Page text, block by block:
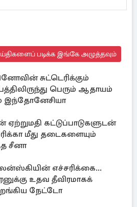
படிக்க இங்கே அழுத்தவும்
சுட்டெரிக்கும்
பெரும் ஆதாயம்
இந்தோனேசியா
ஏற்றுமதி கட்டுப்பாடுகளுடன்
மீது தடைகளையும்
சீனா
எச்சரிக்கை...
உதவ தீவிரமாகக்
நேட்டோ